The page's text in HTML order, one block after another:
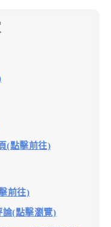
(點擊前往)
前往)
論(點擊瀏覽)